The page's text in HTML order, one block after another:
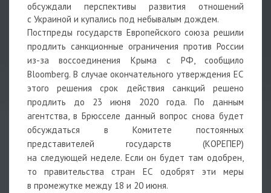
обсуждали перспективы развития отношений
с Украиной и купались под небывалым дождем.
Постпреды государств Европейского союза решили
продлить санкционные ограничения против России
из-за воссоединения Крыма с РФ, сообщило
Bloomberg. В случае окончательного утверждения ЕС
этого решения срок действия санкций решено
продлить до 23 июня 2020 года. По данным
агентства, в Брюсселе данный вопрос снова будет
обсуждаться в Комитете постоянных
представителей государств (КОРЕПЕР)
на следующей неделе. Если он будет там одобрен,
то правительства стран ЕС одобрят эти меры
в промежутке между 18 и 20 июня.